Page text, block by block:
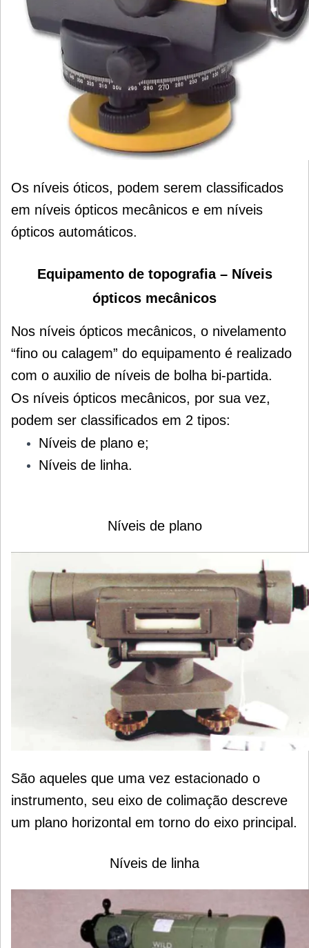
Os níveis óticos, podem serem classificados
em níveis ópticos mecânicos e em níveis
ópticos automáticos.
Equipamento de topografia – Níveis
ópticos mecânicos
Nos níveis ópticos mecânicos, o nivelamento
“fino ou calagem” do equipamento é realizado
com o auxilio de níveis de bolha bi-partida.
Os níveis ópticos mecânicos, por sua vez,
podem ser classificados em 2 tipos:
Níveis de plano e;
Níveis de linha.
Níveis de plano
São aqueles que uma vez estacionado o
instrumento, seu eixo de colimação descreve
um plano horizontal em torno do eixo principal.
Níveis de linha